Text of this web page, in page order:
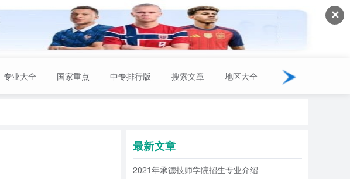
✕
专业大全 国家重点 中专排行版 搜索文章 地区大全
最新文章
2021年承德技师学院招生专业介绍